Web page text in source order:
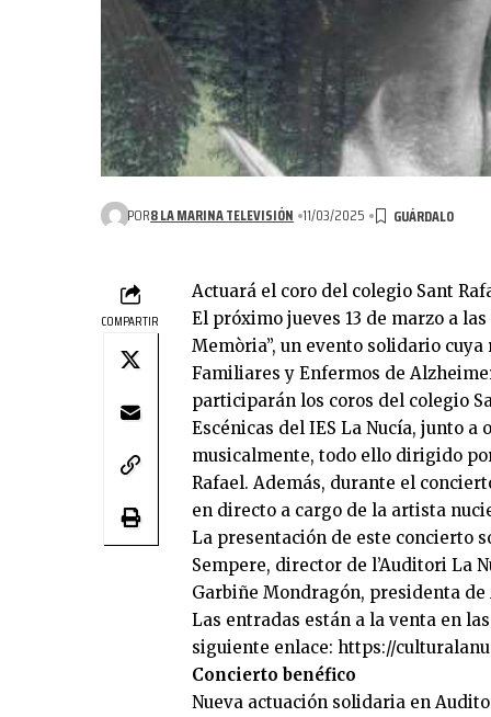
POR8 LA MARINA TELEVISIÓN 11/03/2025
COMPARTIR
Actuará el coro del colegio Sant
El próximo jueves 13 de marzo a
Memòria”, un evento solidario
Familiares y Enfermos de
participarán los coros del colegio
Escénicas del IES La Nucía, junto
musicalmente, todo ello dirigido
Rafael. Además, durante el
en directo a cargo de la artista
La presentación de este concierto
Sempere, director de l’Auditori La
Garbiñe Mondragón, presidenta de
Las entradas están a la venta en
siguiente enlace: https://
Concierto benéfico
Nueva actuación solidaria en